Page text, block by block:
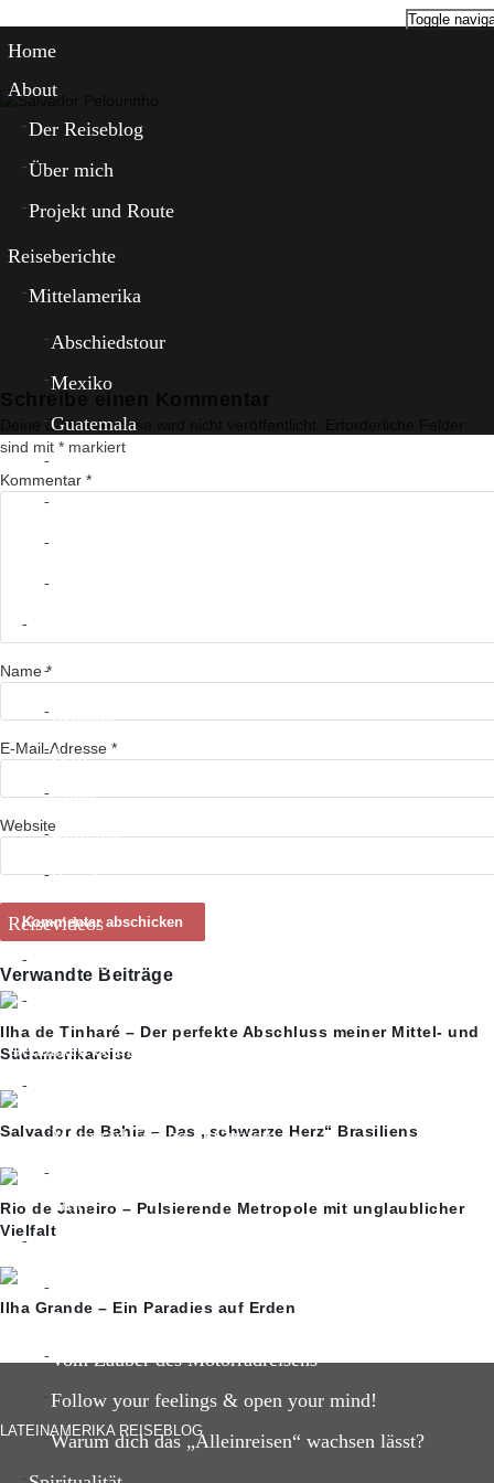
Toggle
Home
About
Der Reiseblog
Über mich
Projekt und Route
Reiseberichte
Mittelamerika
Abschiedstour
Mexiko
Guatemala
Kolumbien
Ecuador
Peru
Chile
Bolivien
Brasilien
Reisevideos
Südamerika
Gedanken & Inspiration
Motorrad Tuning in Guatemala
fällt?
Reise
Vom Zauber des Motorradreisens
Follow your feelings & open your mind!
Warum dich das „Alleinreisen“ wachsen lässt?
Deine E-Mail-Adresse wird nicht veröffentlicht.
sind mit * markiert
Kommentar *
Name*
E-Mail-Adresse *
Website
Verwandte Beiträge
Ilha de Tinharé – Der perfekte Abschluss meiner Mittel- und
Südamerikareise
Salvador de Bahia – Das „schwarze Herz“ Brasiliens
Rio de Janeiro – Pulsierende Metropole mit unglaublicher
Vielfalt
Ilha Grande – Ein Paradies auf Erden
LATEINAMERIKA REISEBLOG